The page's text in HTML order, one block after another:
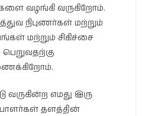
வழங்கி வருகிறோம்.
நிபுணர்கள் மற்றும்
மற்றும் சிகிச்சை
வருகின்ற எமது இரு
தளத்தின்